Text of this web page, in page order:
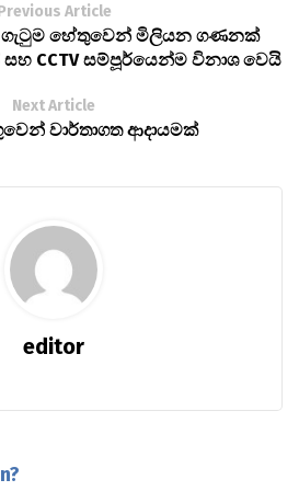
Article
ගැටුම හේතුවෙන් මිලියන ගණනක්
CCTV සම්පූර්යෙන්ම විනාශ වෙයි
Next Article
වාර්තාගත ආදායමක්
editor